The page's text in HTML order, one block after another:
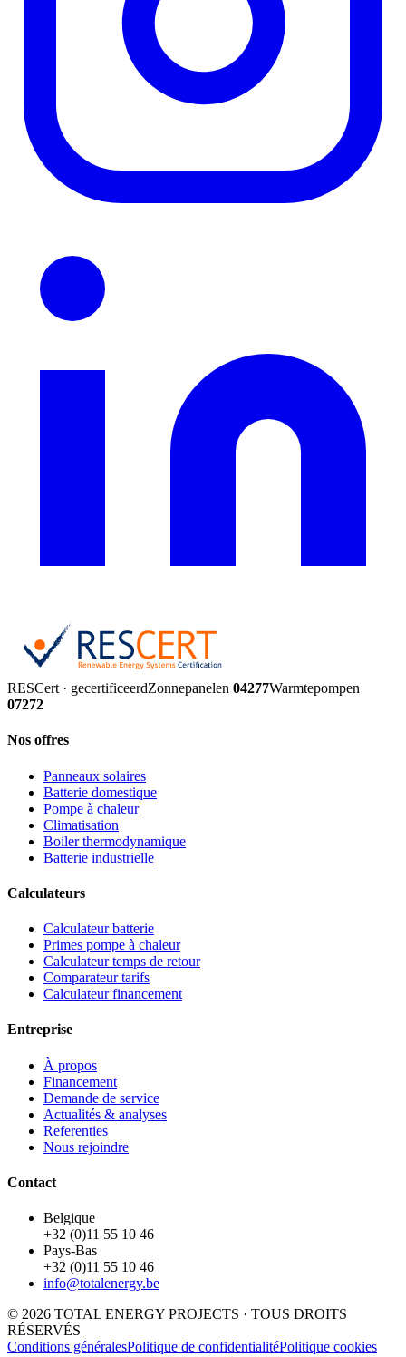
RESCert · gecertificeerdZonnepanelen 04277Warmtepompen
07272
Nos offres
Panneaux solaires
Batterie domestique
Pompe à chaleur
Climatisation
Boiler thermodynamique
Batterie industrielle
Calculateurs
Calculateur batterie
Primes pompe à chaleur
Calculateur temps de retour
Comparateur tarifs
Calculateur financement
Entreprise
À propos
Financement
Demande de service
Actualités & analyses
Referenties
Nous rejoindre
Contact
Belgique
+32 (0)11 55 10 46
Pays-Bas
+32 (0)11 55 10 46
info@totalenergy.be
© 2026 TOTAL ENERGY PROJECTS · TOUS DROITS
RÉSERVÉS
Conditions généralesPolitique de confidentialitéPolitique cookies